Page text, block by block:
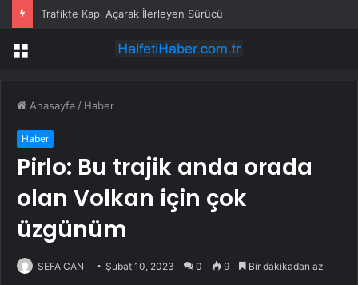
Trafikte Kapı Açarak İlerleyen Sürücü
Menü
Anasayfa / Haber
Haber
Pirlo: Bu trajik anda orada
olan Volkan için çok
üzgünüm
SEFA CAN Şubat 10, 2023 0 9 Bir dakikadan az